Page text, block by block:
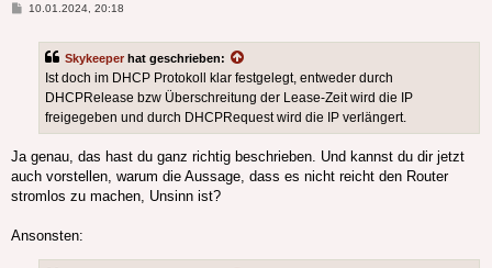
Beitrag
10.01.2024, 20:18
Skykeeper hat geschrieben:
Ist doch im DHCP Protokoll klar festgelegt, entweder durch
DHCPRelease bzw Überschreitung der Lease-Zeit wird die IP
freigegeben und durch DHCPRequest wird die IP verlängert.
Ja genau, das hast du ganz richtig beschrieben. Und kannst du dir jetzt
auch vorstellen, warum die Aussage, dass es nicht reicht den Router
stromlos zu machen, Unsinn ist?
Ansonsten: